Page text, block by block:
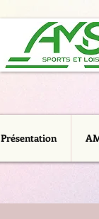
Présentation